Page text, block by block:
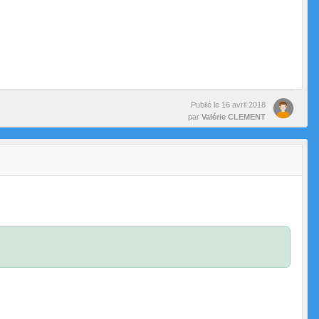
Publié le 16 avril 2018
par Valérie CLEMENT